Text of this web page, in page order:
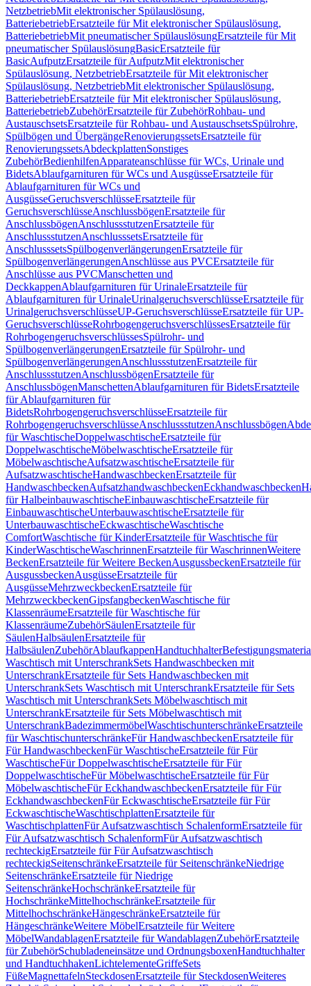
NetzbetriebMit elektronischer Spülauslösung,
BatteriebetriebErsatzteile für Mit elektronischer Spülauslösung,
BatteriebetriebMit pneumatischer SpülauslösungErsatzteile für Mit
pneumatischer SpülauslösungBasicErsatzteile für
BasicAufputzErsatzteile für AufputzMit elektronischer
Spülauslösung, NetzbetriebErsatzteile für Mit elektronischer
Spülauslösung, NetzbetriebMit elektronischer Spülauslösung,
BatteriebetriebErsatzteile für Mit elektronischer Spülauslösung,
BatteriebetriebZubehörErsatzteile für ZubehörRohbau- und
AustauschsetsErsatzteile für Rohbau- und AustauschsetsSpülrohre,
Spülbögen und ÜbergängeRenovierungssetsErsatzteile für
RenovierungssetsAbdeckplattenSonstiges
ZubehörBedienhilfenApparateanschlüsse für WCs, Urinale und
BidetsAblaufgarnituren für WCs und AusgüsseErsatzteile für
Ablaufgarnituren für WCs und
AusgüsseGeruchsverschlüsseErsatzteile für
GeruchsverschlüsseAnschlussbögenErsatzteile für
AnschlussbögenAnschlussstutzenErsatzteile für
AnschlussstutzenAnschlusssetsErsatzteile für
AnschlusssetsSpülbogenverlängerungenErsatzteile für
SpülbogenverlängerungenAnschlüsse aus PVCErsatzteile für
Anschlüsse aus PVCManschetten und
DeckkappenAblaufgarnituren für UrinaleErsatzteile für
Ablaufgarnituren für UrinaleUrinalgeruchsverschlüsseErsatzteile für
UrinalgeruchsverschlüsseUP-GeruchsverschlüsseErsatzteile für UP-
GeruchsverschlüsseRohrbogengeruchsverschlüssesErsatzteile für
RohrbogengeruchsverschlüssesSpülrohr- und
SpülbogenverlängerungenErsatzteile für Spülrohr- und
SpülbogenverlängerungenAnschlussstutzenErsatzteile für
AnschlussstutzenAnschlussbögenErsatzteile für
AnschlussbögenManschettenAblaufgarnituren für BidetsErsatzteile
für Ablaufgarnituren für
BidetsRohrbogengeruchsverschlüsseErsatzteile für
RohrbogengeruchsverschlüsseAnschlussstutzenAnschlussbögen
für WaschtischeDoppelwaschtischeErsatzteile für
DoppelwaschtischeMöbelwaschtischeErsatzteile für
MöbelwaschtischeAufsatzwaschtischeErsatzteile für
AufsatzwaschtischeHandwaschbeckenErsatzteile für
HandwaschbeckenAufsatzhandwaschbeckenEckhandwaschbecken
für HalbeinbauwaschtischeEinbauwaschtischeErsatzteile für
EinbauwaschtischeUnterbauwaschtischeErsatzteile für
UnterbauwaschtischeEckwaschtischeWaschtische
ComfortWaschtische für KinderErsatzteile für Waschtische für
KinderWaschtischeWaschrinnenErsatzteile für WaschrinnenWeitere
BeckenErsatzteile für Weitere BeckenAusgussbeckenErsatzteile für
AusgussbeckenAusgüsseErsatzteile für
AusgüsseMehrzweckbeckenErsatzteile für
MehrzweckbeckenGipsfangbeckenWaschtische für
KlassenräumeErsatzteile für Waschtische für
KlassenräumeZubehörSäulenErsatzteile für
SäulenHalbsäulenErsatzteile für
HalbsäulenZubehörAblaufkappenHandtuchhalter
Waschtisch mit UnterschrankSets Handwaschbecken mit
UnterschrankErsatzteile für Sets Handwaschbecken mit
UnterschrankSets Waschtisch mit UnterschrankErsatzteile für Sets
Waschtisch mit UnterschrankSets Möbelwaschtisch mit
UnterschrankErsatzteile für Sets Möbelwaschtisch mit
UnterschrankBadezimmermöbelWaschtischunterschränkeErsatzteile
für WaschtischunterschränkeFür HandwaschbeckenErsatzteile für
Für HandwaschbeckenFür WaschtischeErsatzteile für Für
WaschtischeFür DoppelwaschtischeErsatzteile für Für
DoppelwaschtischeFür MöbelwaschtischeErsatzteile für Für
MöbelwaschtischeFür EckhandwaschbeckenErsatzteile für Für
EckhandwaschbeckenFür EckwaschtischeErsatzteile für Für
EckwaschtischeWaschtischplattenErsatzteile für
WaschtischplattenFür Aufsatzwaschtisch SchalenformErsatzteile für
Für Aufsatzwaschtisch SchalenformFür Aufsatzwaschtisch
rechteckigErsatzteile für Für Aufsatzwaschtisch
rechteckigSeitenschränkeErsatzteile für SeitenschränkeNiedrige
SeitenschränkeErsatzteile für Niedrige
SeitenschränkeHochschränkeErsatzteile für
HochschränkeMittelhochschränkeErsatzteile für
MittelhochschränkeHängeschränkeErsatzteile für
HängeschränkeWeitere MöbelErsatzteile für Weitere
MöbelWandablagenErsatzteile für WandablagenZubehörErsatzteile
für ZubehörSchubladeneinsätze und OrdnungsboxenHandtuchhalter
und HandtuchhakenLichtelementeGriffeSets
FüßeMagnettafelnSteckdosenErsatzteile für SteckdosenWeiteres